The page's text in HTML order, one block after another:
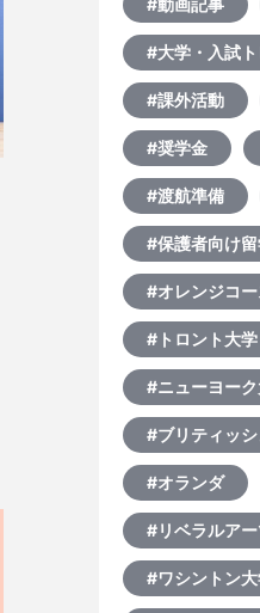
#動画記事
#大学・入試
#課外活動
#奨学金
#渡航準備
#保護者向け
#オレンジコ
#トロント大学
#ニューヨー
#ブリティッ
#オランダ
#リベラルア
#ワシントン